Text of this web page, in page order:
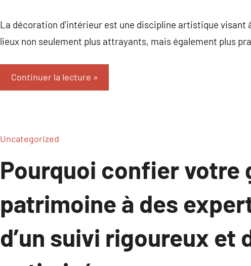
La décoration d’intérieur est une discipline artistique
lieux non seulement plus attrayants, mais également plus
Continuer la lecture
Uncategorized
Pourquoi confier votre
patrimoine à des
d’un suivi rigoureux et